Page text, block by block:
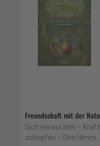
Freundschaft mit der
Sich verwurzeln – Kraft
schöpfen – Den Himmel